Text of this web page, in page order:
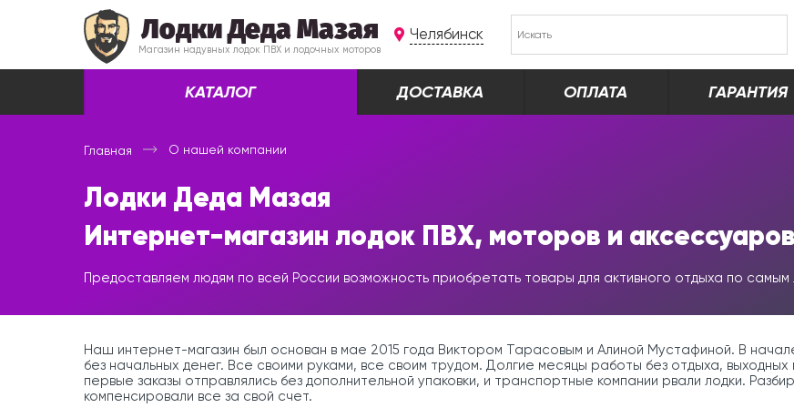
Лодки Деда Мазая
Магазин надувных лодок ПВХ и лодочных моторов
Челябинск
КАТАЛОГ ДОСТАВКА ОПЛАТА ГАРАНТИЯ
Главная О нашей компании
Лодки Деда Мазая
Интернет-магазин лодок ПВХ, моторов и аксессуаров
Предоставляем людям по всей России возможность приобретать товары для активного отдыха по самым
Наш интернет-магазин был основан в мае 2015 года Виктором Тарасовым и Алиной Мустафиной. В
без начальных денег. Все своими руками, все своим трудом. Долгие месяцы работы без отдыха,
первые заказы отправлялись без дополнительной упаковки, и транспортные компании рвали лодки.
компенсировали все за свой счет.